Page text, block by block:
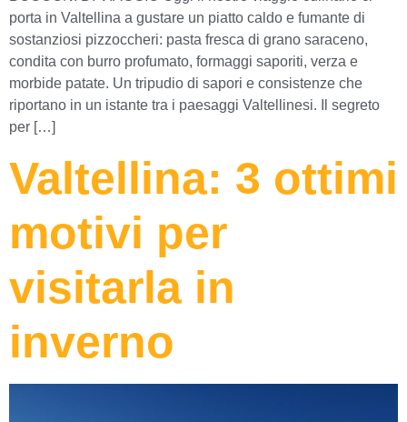
porta in Valtellina a gustare un piatto caldo e fumante di
sostanziosi pizzoccheri: pasta fresca di grano saraceno,
condita con burro profumato, formaggi saporiti, verza e
morbide patate. Un tripudio di sapori e consistenze che
riportano in un istante tra i paesaggi Valtellinesi. Il segreto
per […]
Valtellina: 3 ottimi
motivi per
visitarla in
inverno